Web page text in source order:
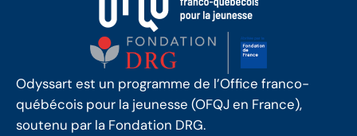
Odyssart est un programme de l’Office franco-
québécois pour la jeunesse (OFQJ en France),
soutenu par la Fondation DRG.